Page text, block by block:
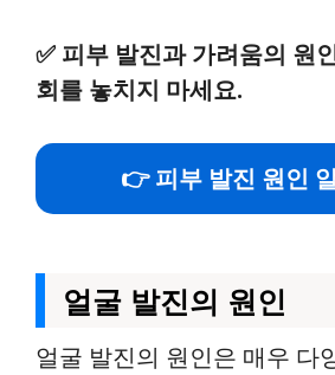
✅ 피부 발진과 가려움의 원
회를 놓치지 마세요.
👉 피부 발진 원인
얼굴 발진의 원인
얼굴 발진의 원인은 매우 다